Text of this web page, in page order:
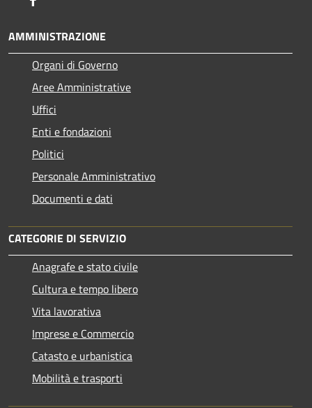
AMMINISTRAZIONE
Organi di Governo
Aree Amministrative
Uffici
Enti e fondazioni
Politici
Personale Amministrativo
Documenti e dati
CATEGORIE DI SERVIZIO
Anagrafe e stato civile
Cultura e tempo libero
Vita lavorativa
Imprese e Commercio
Catasto e urbanistica
Mobilità e trasporti